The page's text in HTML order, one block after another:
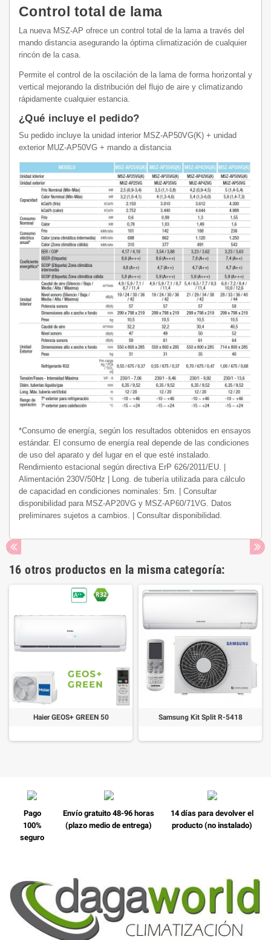
Control total de lama
La nueva MSZ-AP ofrece un control total de la lama a través del
mando distancia asegurando la óptima climatización de cualquier
rincón de la casa.
Permite el control de la oscilación de la lama de forma horizontal y
vertical mejorando la distribución del flujo de aire y climatizando
rápidamente cualquier estancia.
¿Qué incluye el pedido?
Su pedido incluye la unidad interior MSZ-AP50VG(K) + unidad
exterior MUZ-AP50VG + mando a distancia
*Consumo de energía, según los resultados obtenidos en ensayos
estándar. El consumo de energía real depende de las condiciones
de uso del aparato y del lugar en el que esté instalado.
Rendimiento estacional según directiva ErP 626/2011/EU. |
Alimentación 230V/50Hz | Long. de tubería utilizada para cálculo
de capacidad en condiciones nominales: 5m. | Consultar
disponibilidad para MSZ-AP20VG y MSZ-AP60/71VG. Datos
preliminares sujetos a cambios. | Consultar disponibilidad.
16 otros productos en la misma categoría:
Haier GEOS+ GREEN 50 Samsung Kit Split R-5418
Pago
100%
seguro
Envío gratuito 48-96 horas
(plazo medio de entrega)
14 días para devolver el
producto (no instalado)